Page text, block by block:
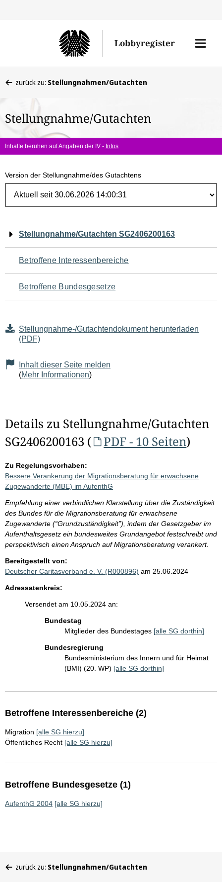
Lobbyregister
Menü
befinden
hier:
zurück zu: Stellungnahmen/Gutachten
Stellungnahme/Gutachten
Inhalte beruhen auf Angaben der IV - Infos
Version der Stellungnahme/des Gutachtens
Navigation
für
den
Seiteninhalt
Stellungnahme/Gutachten SG2406200163
Betroffene Interessenbereiche
Betroffene Bundesgesetze
Stellungnahme-/Gutachtendokument herunterladen
(PDF)
Inhalt dieser Seite melden
(Mehr Informationen)
Details zu Stellungnahme/Gutachten
SG2406200163 (
PDF - 10 Seiten)
Zu Regelungsvorhaben:
Bessere Verankerung der Migrationsberatung für erwachsene
Zugewanderte (MBE) im AufenthG
Empfehlung einer verbindlichen Klarstellung über die Zuständigkeit
des Bundes für die Migrationsberatung für erwachsene
Zugewanderte (“Grundzuständigkeit”), indem der Gesetzgeber im
Aufenthaltsgesetz ein bundesweites Grundangebot festschreibt und
perspektivisch einen Anspruch auf Migrationsberatung verankert.
Bereitgestellt von:
Deutscher Caritasverband e. V. (R000896) am 25.06.2024
Adressatenkreis:
Versendet am 10.05.2024 an:
Bundestag
Mitglieder des Bundestages [alle SG dorthin]
Bundesregierung
Bundesministerium des Innern und für Heimat
(BMI) (20. WP) [alle SG dorthin]
Betroffene Interessenbereiche (2)
Migration [alle SG hierzu]
Öffentliches Recht [alle SG hierzu]
Betroffene Bundesgesetze (1)
AufenthG 2004 [alle SG hierzu]
befinden
zurück zu: Stellungnahmen/Gutachten